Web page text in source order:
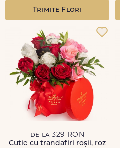
Trimite Flori
de la 329 RON
Cutie cu trandafiri roșii, roz